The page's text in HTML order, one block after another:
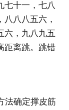
七十一，七八
八八五六，
六，九八九五
距离跳。跳错
法确定撑皮筋